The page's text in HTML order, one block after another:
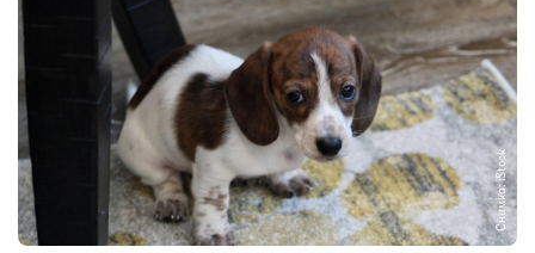
Снимка: iStock